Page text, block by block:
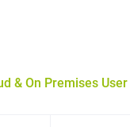
& On Premises